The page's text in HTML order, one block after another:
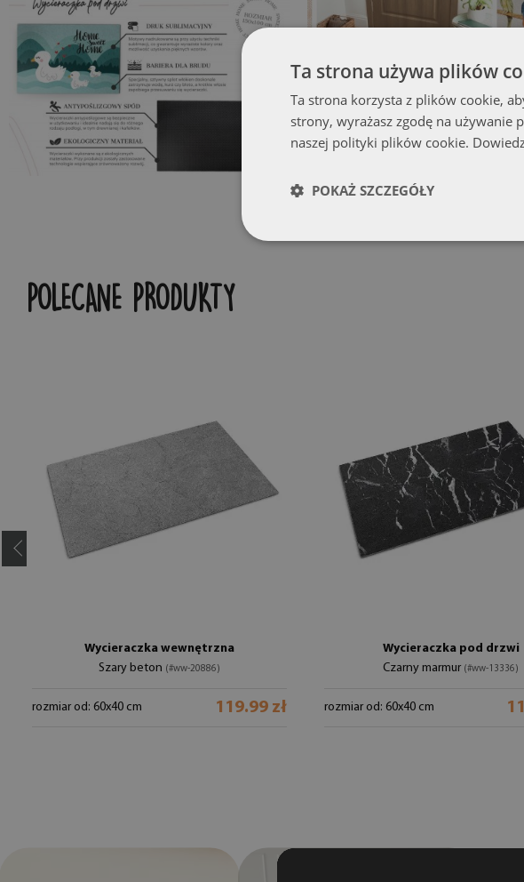
POLECANE PRODUKTY
Wycieraczka wewnętrzna
Szary beton (#ww-20886)
rozmiar od: 60x40 cm 119.99 zł
Wycieraczka pod drzwi
Czarny marmur (#ww-13336)
rozmiar od: 60x40 cm
Ta strona używa plików
Ta strona korzysta z plików cookie,
strony, wyrażasz zgodę na używanie
naszej polityki plików cookie.
POKAŻ SZCZEGÓŁY